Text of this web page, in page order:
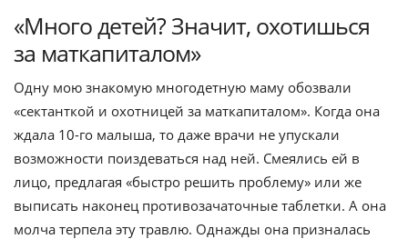
«Много детей? Значит, охотишься
за маткапиталом»
Одну мою знакомую многодетную маму обозвали
«сектанткой и охотницей за маткапиталом». Когда она
ждала 10-го малыша, то даже врачи не упускали
возможности поиздеваться над ней. Смеялись ей в
лицо, предлагая «быстро решить проблему» или же
выписать наконец противозачаточные таблетки. А она
молча терпела эту травлю. Однажды она призналась